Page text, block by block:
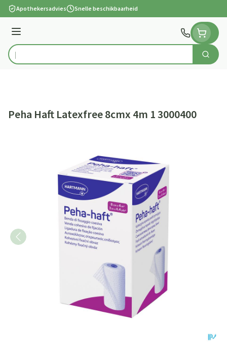
Ga naar de inhoud
Apothekersadvies Snelle beschikbaarheid
Menu
Product, merk, categorie... Zoek
Peha Haft Latexfree 8cmx 4m 1 3000400